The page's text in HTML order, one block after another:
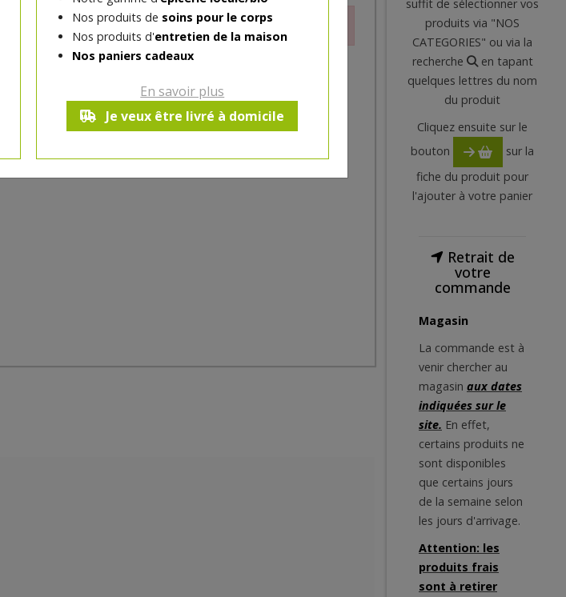
Nos produits de soins pour le corps
Nos produits d'entretien de la maison
Nos paniers cadeaux
En savoir plus
Je veux être livré à domicile
Produit indisponible actuellement
suffit de sélectionner vos
produits via "NOS
CATEGORIES" ou via la
recherche
en tapant
quelques lettres du nom
du produit
Cliquez ensuite sur le
bouton
sur la
fiche du produit pour
l'ajouter à votre panier
Retrait de
votre
commande
Magasin
La commande est à
venir chercher au
magasin aux dates
indiquées sur le
site. En effet,
certains produits ne
sont disponibles
que certains jours
de la semaine selon
les jours d'arrivage.
Attention: les
produits frais
sont à retirer